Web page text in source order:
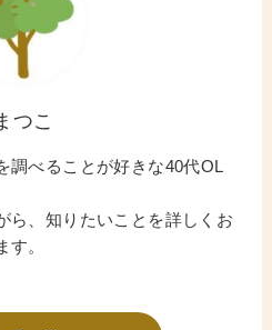
つこ
調べることが好きな40代OL
ら、知りたいことを詳しくお
。